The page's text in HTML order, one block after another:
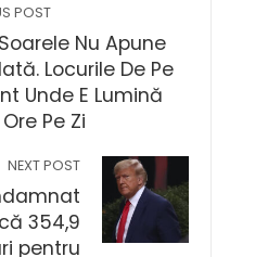
POST
Nu Apune
Locurile De Pe
Unde E Lumină
Pe Zi
NEXT POST
354,9
pentru